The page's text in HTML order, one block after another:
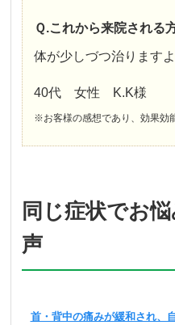
Ｑ.これから来院される
体が少しづつ治ります
40代 女性 K.K様
※お客様の感想であり、効果効
同じ症状でお
声
首・背中の痛みが緩和され、